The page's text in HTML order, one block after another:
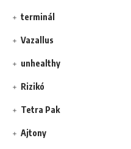
terminál
Vazallus
unhealthy
Rizikó
Tetra Pak
Ajtony